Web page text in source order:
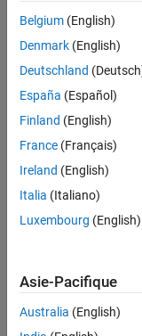
Belgium (English)
Denmark (English)
Deutschland
España (Español)
Finland (English)
France (Français)
Ireland (English)
Italia (Italiano)
Luxembourg (English)
Asie-Pacifique
Australia (English)
Lutte anti-piratage
© 1994-2026 The